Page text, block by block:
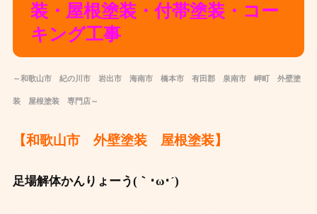
装・屋根塗装・付帯塗装・コー
キング工事
～和歌山市 紀の川市 岩出市 海南市 橋本市 有田郡 泉南市 岬町 外壁塗
装 屋根塗装 専門店～
【和歌山市 外壁塗装 屋根塗装】
足場解体かんりょーう(｀･ω･´)ゞ